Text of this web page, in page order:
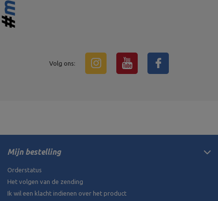
Volg ons:
Mijn bestelling
Orderstatus
Het volgen van de zending
Ik wil een klacht indienen over het product